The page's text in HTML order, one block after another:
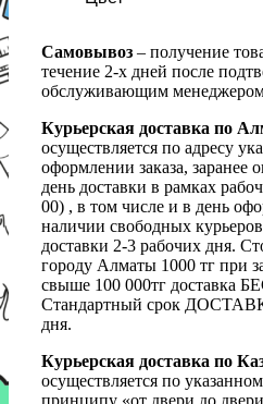
Самовывоз – получение
течение 2-х дней после
обслуживающим
Курьерская доставка по
осуществляется по адресу
оформлении заказа, заранее
день доставки в рамках
00) , в том числе и в день
наличии свободных
доставки 2-3 рабочих дня.
городу Алматы 1000 тг при
свыше 100 000тг доставка
Стандартный срок
дня.
Курьерская доставка по
осуществляется по